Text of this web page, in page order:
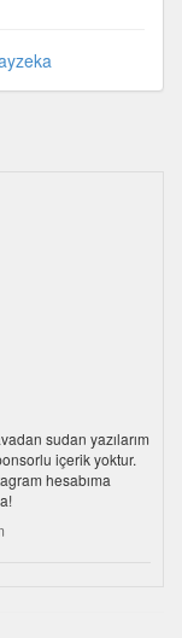
sudan yazılarım
içerik yoktur.
hesabıma